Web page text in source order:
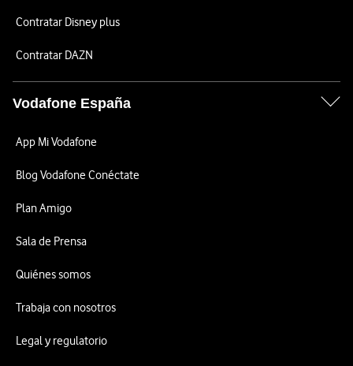
Contratar Disney plus
Contratar DAZN
Vodafone España
App Mi Vodafone
Blog Vodafone Conéctate
Plan Amigo
Sala de Prensa
Quiénes somos
Trabaja con nosotros
Legal y regulatorio